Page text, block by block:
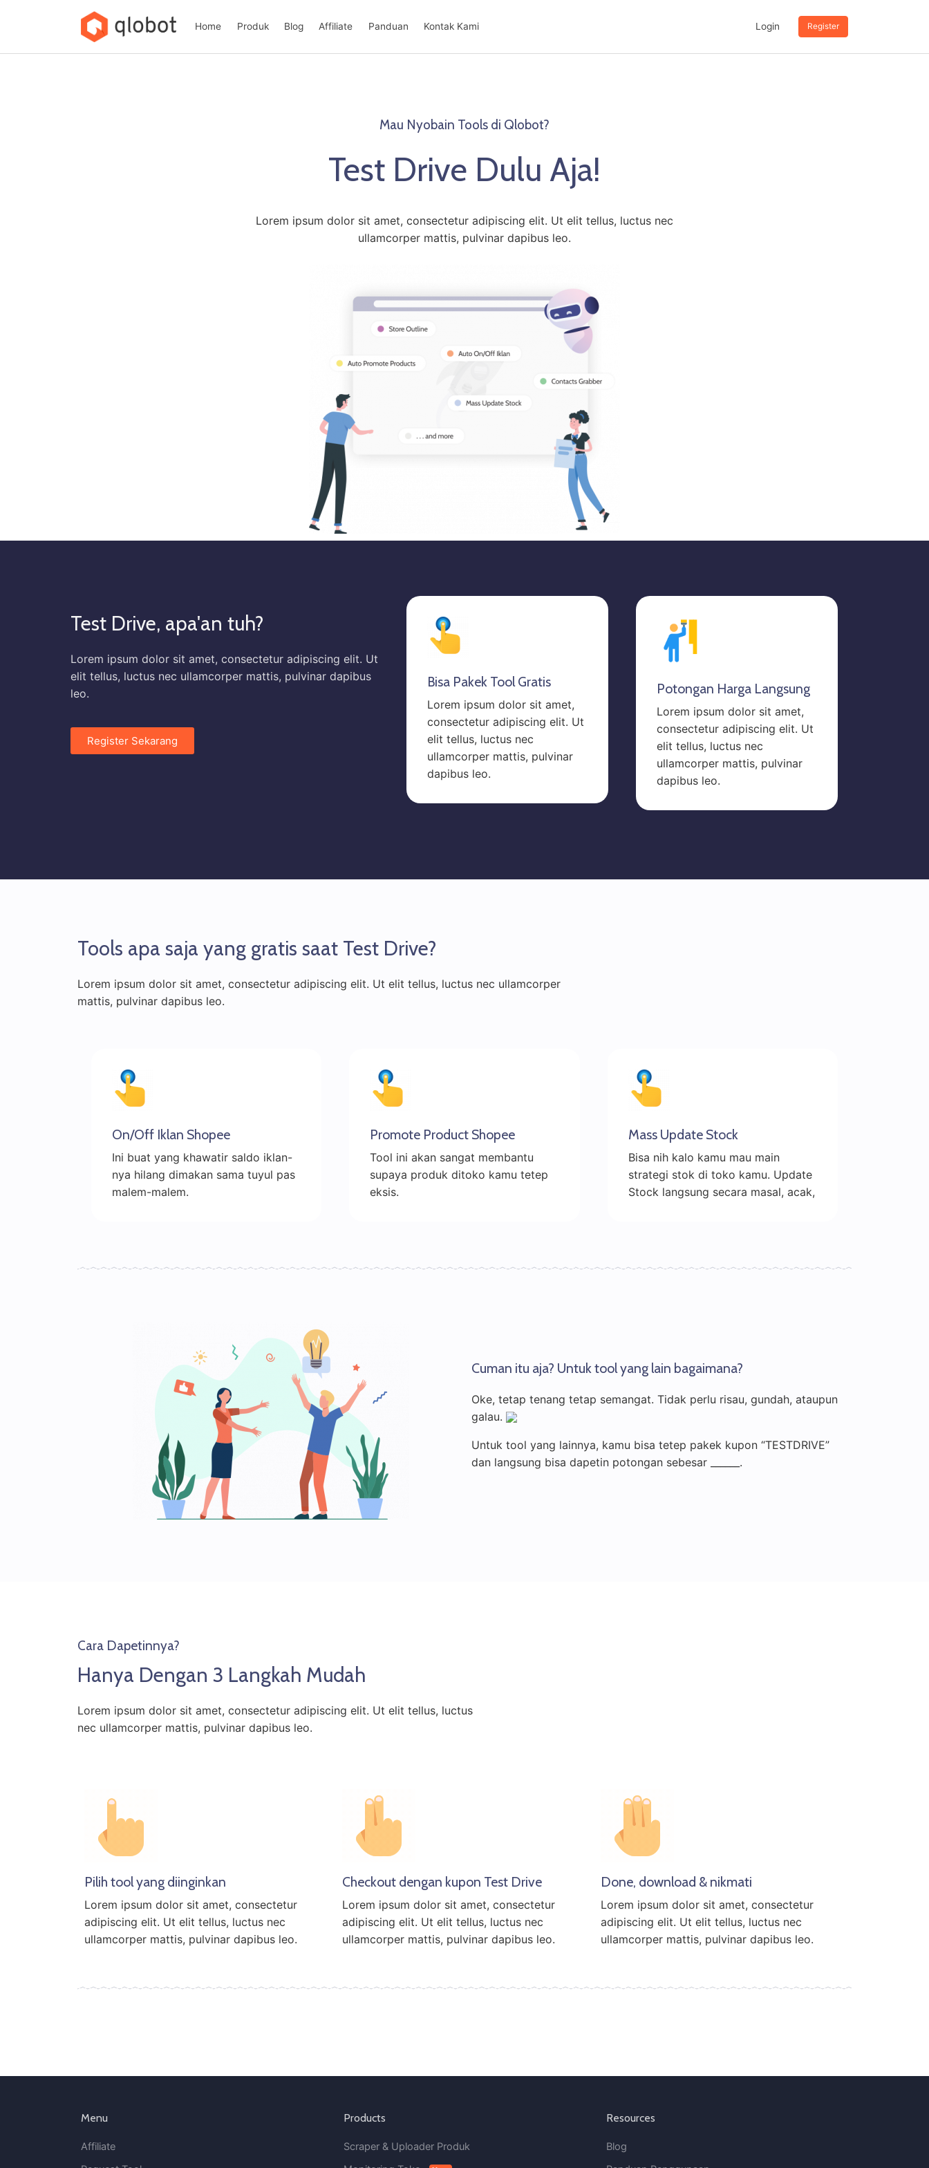
Home Produk Blog Affiliate Panduan Kontak Kami Login Register
Mau Nyobain Tools di Qlobot?
Test Drive Dulu Aja!
Lorem ipsum dolor sit amet, consectetur adipiscing elit. Ut elit tellus, luctus nec
ullamcorper mattis, pulvinar dapibus leo.
Test Drive, apa'an tuh?
Lorem ipsum dolor sit amet, consectetur adipiscing elit. Ut
elit tellus, luctus nec ullamcorper mattis, pulvinar dapibus
leo.
Register Sekarang
Bisa Pakek Tool Gratis
Lorem ipsum dolor sit amet,
consectetur adipiscing elit. Ut
elit tellus, luctus nec
ullamcorper mattis, pulvinar
dapibus leo.
Potongan Harga Langsung
Lorem ipsum dolor sit amet,
consectetur adipiscing elit. Ut
elit tellus, luctus nec
ullamcorper mattis, pulvinar
dapibus leo.
Tools apa saja yang gratis saat Test Drive?
Lorem ipsum dolor sit amet, consectetur adipiscing elit. Ut elit tellus, luctus nec ullamcorper
mattis, pulvinar dapibus leo.
On/Off Iklan Shopee
Ini buat yang khawatir saldo iklan-
nya hilang dimakan sama tuyul pas
malem-malem.
Promote Product Shopee
Tool ini akan sangat membantu
supaya produk ditoko kamu tetep
eksis.
Mass Update Stock
Bisa nih kalo kamu mau main
strategi stok di toko kamu. Update
Stock langsung secara masal, acak,
Cuman itu aja? Untuk tool yang lain bagaimana?
Oke, tetap tenang tetap semangat. Tidak perlu risau, gundah, ataupun
galau.
Untuk tool yang lainnya, kamu bisa tetep pakek kupon “TESTDRIVE”
dan langsung bisa dapetin potongan sebesar ______.
Cara Dapetinnya?
Hanya Dengan 3 Langkah Mudah
Lorem ipsum dolor sit amet, consectetur adipiscing elit. Ut elit tellus, luctus
nec ullamcorper mattis, pulvinar dapibus leo.
Pilih tool yang diinginkan
Lorem ipsum dolor sit amet, consectetur
adipiscing elit. Ut elit tellus, luctus nec
ullamcorper mattis, pulvinar dapibus leo.
Checkout dengan kupon Test Drive
Lorem ipsum dolor sit amet, consectetur
adipiscing elit. Ut elit tellus, luctus nec
ullamcorper mattis, pulvinar dapibus leo.
Done, download & nikmati
Lorem ipsum dolor sit amet, consectetur
adipiscing elit. Ut elit tellus, luctus nec
ullamcorper mattis, pulvinar dapibus leo.
Menu
Affiliate
Products
Scraper & Uploader Produk
Resources
Blog